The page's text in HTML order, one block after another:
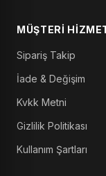
MÜŞTERI
Sipariş Takip
İade & Değişim
Kvkk Metni
Gizlilik Politikası
Kullanım Şartları